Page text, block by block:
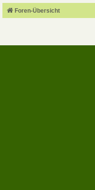
Foren-Übersicht